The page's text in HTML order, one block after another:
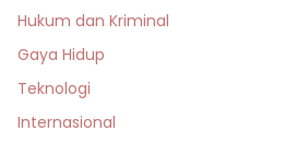
Hukum dan Kriminal
Gaya Hidup
Teknologi
Internasional